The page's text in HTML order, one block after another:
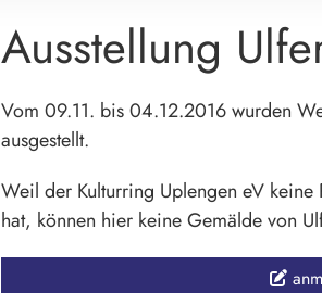
Ausstellung
Vom 09.11. bis 04.12.2016 wurden
ausgestellt.
Weil der Kulturring Uplengen eV keine
hat, können hier keine Gemälde von